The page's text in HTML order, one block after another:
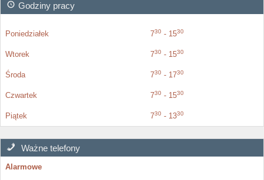
Godziny pracy
Poniedziałek 730 - 1530
Wtorek 730 - 1530
Środa 730 - 1730
Czwartek 730 - 1530
Piątek 730 - 1330
Ważne telefony
Alarmowe